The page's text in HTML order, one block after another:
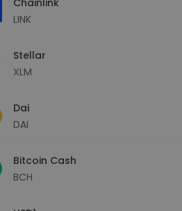
LINK
Stellar
XLM
Dai
DAI
Bitcoin Cash
BCH